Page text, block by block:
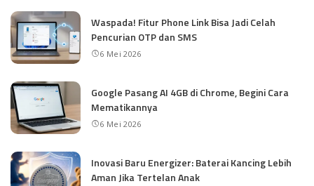
Waspada! Fitur Phone Link Bisa Jadi Celah
Pencurian OTP dan SMS
6 Mei 2026
Google Pasang AI 4GB di Chrome, Begini Cara
Mematikannya
6 Mei 2026
Inovasi Baru Energizer: Baterai Kancing Lebih
Aman Jika Tertelan Anak